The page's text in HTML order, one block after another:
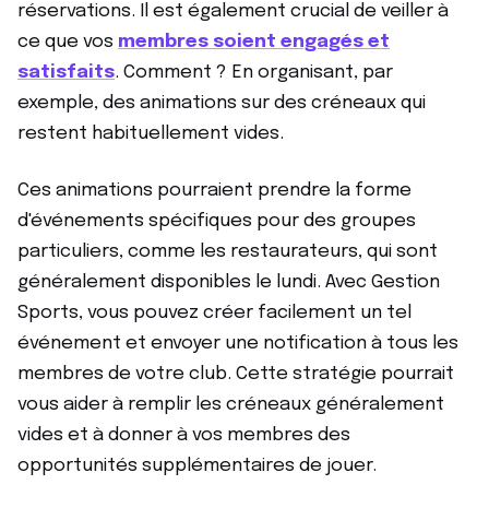
réservations. Il est également crucial de veiller à
ce que vos membres soient engagés et
satisfaits. Comment ? En organisant, par
exemple, des animations sur des créneaux qui
restent habituellement vides.
Ces animations pourraient prendre la forme
d'événements spécifiques pour des groupes
particuliers, comme les restaurateurs, qui sont
généralement disponibles le lundi. Avec Gestion
Sports, vous pouvez créer facilement un tel
événement et envoyer une notification à tous les
membres de votre club. Cette stratégie pourrait
vous aider à remplir les créneaux généralement
vides et à donner à vos membres des
opportunités supplémentaires de jouer.